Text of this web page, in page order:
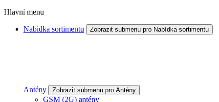
Hlavní menu
Nabídka sortimentu Zobrazit submenu pro Nabídka sortimentu
Antény Zobrazit submenu pro Antény
GSM (2G) antény